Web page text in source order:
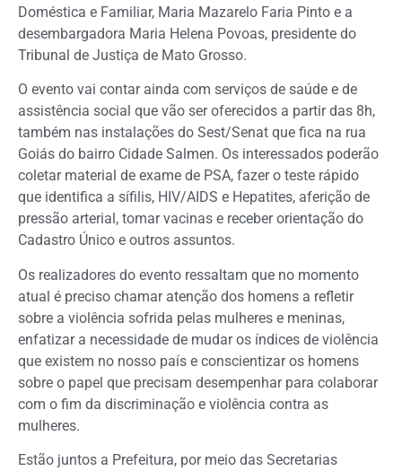
Doméstica e Familiar, Maria Mazarelo Faria Pinto e a
desembargadora Maria Helena Povoas, presidente do
Tribunal de Justiça de Mato Grosso.
O evento vai contar ainda com serviços de saúde e de
assistência social que vão ser oferecidos a partir das 8h,
também nas instalações do Sest/Senat que fica na rua
Goiás do bairro Cidade Salmen. Os interessados poderão
coletar material de exame de PSA, fazer o teste rápido
que identifica a sífilis, HIV/AIDS e Hepatites, aferição de
pressão arterial, tomar vacinas e receber orientação do
Cadastro Único e outros assuntos.
Os realizadores do evento ressaltam que no momento
atual é preciso chamar atenção dos homens a refletir
sobre a violência sofrida pelas mulheres e meninas,
enfatizar a necessidade de mudar os índices de violência
que existem no nosso país e conscientizar os homens
sobre o papel que precisam desempenhar para colaborar
com o fim da discriminação e violência contra as
mulheres.
Estão juntos a Prefeitura, por meio das Secretarias